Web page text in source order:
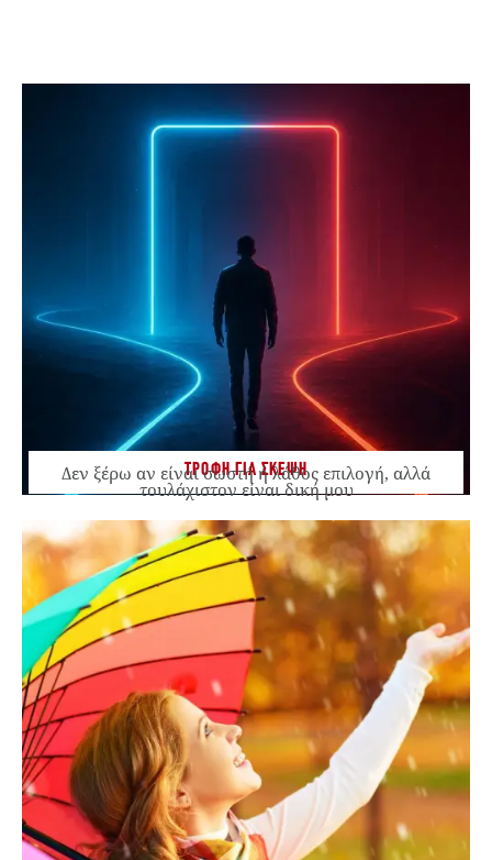
ΤΡΟΦΗ ΓΙΑ ΣΚΕΨΗ
Δεν ξέρω αν είναι σωστή ή λάθος επιλογή, αλλά
τουλάχιστον είναι δική μου